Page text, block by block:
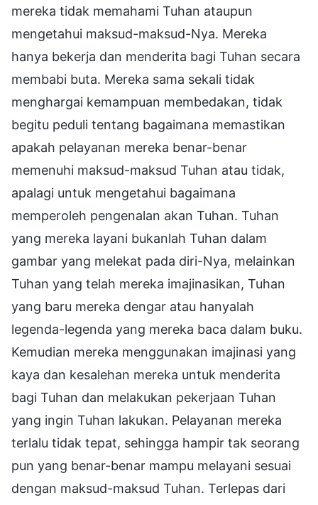
mereka tidak memahami Tuhan ataupun
mengetahui maksud-maksud-Nya. Mereka
hanya bekerja dan menderita bagi Tuhan secara
membabi buta. Mereka sama sekali tidak
menghargai kemampuan membedakan, tidak
begitu peduli tentang bagaimana memastikan
apakah pelayanan mereka benar-benar
memenuhi maksud-maksud Tuhan atau tidak,
apalagi untuk mengetahui bagaimana
memperoleh pengenalan akan Tuhan. Tuhan
yang mereka layani bukanlah Tuhan dalam
gambar yang melekat pada diri-Nya, melainkan
Tuhan yang telah mereka imajinasikan, Tuhan
yang baru mereka dengar atau hanyalah
legenda-legenda yang mereka baca dalam buku.
Kemudian mereka menggunakan imajinasi yang
kaya dan kesalehan mereka untuk menderita
bagi Tuhan dan melakukan pekerjaan Tuhan
yang ingin Tuhan lakukan. Pelayanan mereka
terlalu tidak tepat, sehingga hampir tak seorang
pun yang benar-benar mampu melayani sesuai
dengan maksud-maksud Tuhan. Terlepas dari